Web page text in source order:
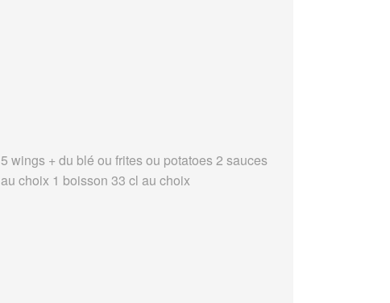
5 wings + du blé ou frites ou potatoes 2 sauces
au choix 1 boisson 33 cl au choix